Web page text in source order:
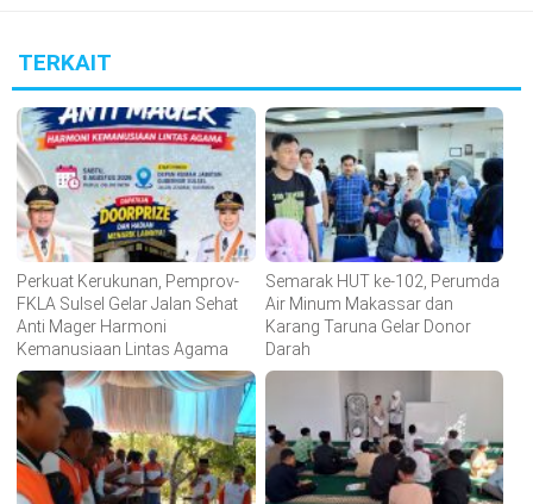
TERKAIT
Perkuat Kerukunan, Pemprov-
FKLA Sulsel Gelar Jalan Sehat
Anti Mager Harmoni
Kemanusiaan Lintas Agama
Semarak HUT ke-102, Perumda
Air Minum Makassar dan
Karang Taruna Gelar Donor
Darah